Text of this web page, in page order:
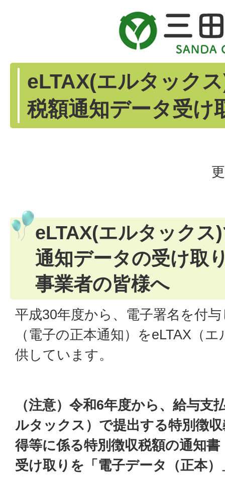
eLTAX(エルタック
税額通知データ受け
eLTAX(エルタックス
通知データの受け取
事業者の皆様へ
平成30年度から、電子署名を付
（電子の正本通知）をeLTAX（
供しています。
（注意）令和6年度から、給与支
ルタックス）で提出する特別徴
得等に係る特別徴収税額の通知
受け取りを「電子データ（正本